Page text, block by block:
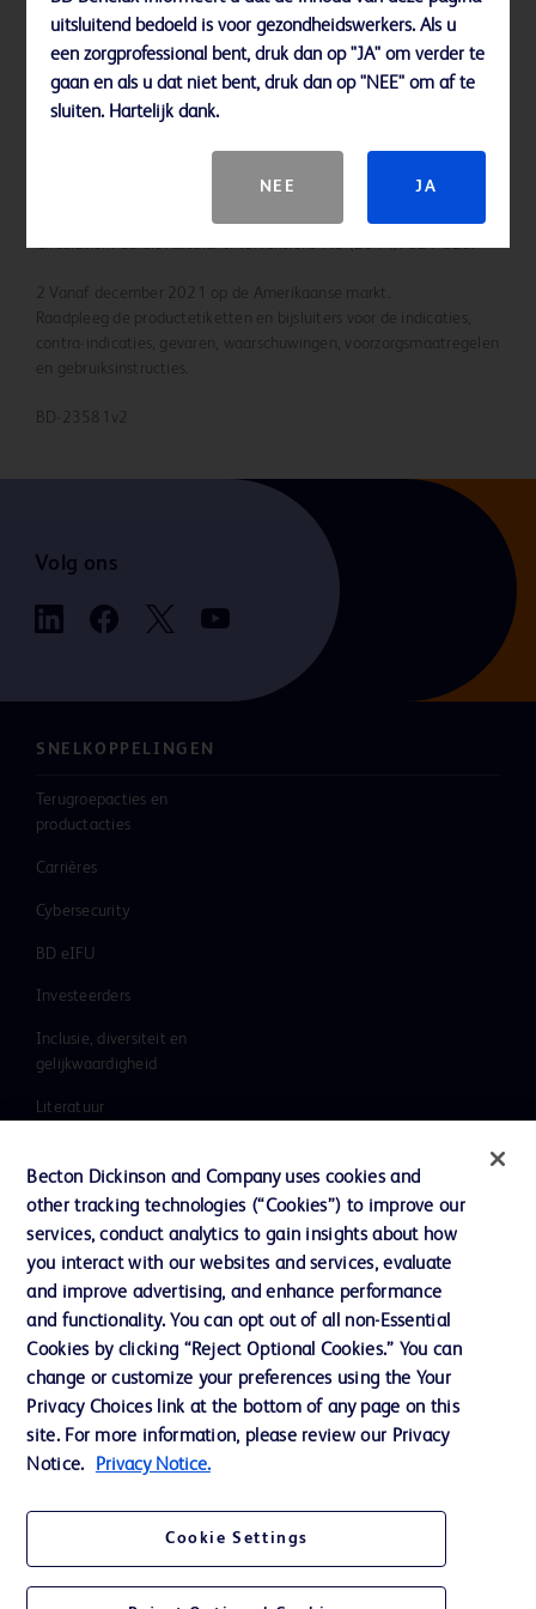
1 Ortiz, Daniel, e.a. “Access site complications after peripheral
vascular interventions: incidence, predictors, and outcomes.”
Circulation: Cardiovascular Interventions 7.6 (2014): 821-828.
2 Vanaf december 2021 op de Amerikaanse markt.
Raadpleeg de productetiketten en bijsluiters voor de indicaties,
contra-indicaties, gevaren, waarschuwingen, voorzorgsmaatregelen
en gebruiksinstructies.
BD-23581v2
Volg ons
SNELKOPPELINGEN
Terugroepacties en
productacties
Carrières
Cybersecurity
BD eIFU
Investeerders
Inclusie, diversiteit en
gelijkwaardigheid
Literatuur
Ons bedrijf
Ethics & Compliance
Contact met ons opnemen
Cookievoorkeuren
Privacybeleid
Toegankelijkheid website
uitsluitend bedoeld is voor gezondheidswerkers. Als u
een zorgprofessional bent, druk dan op "JA" om verder te
gaan en als u dat niet bent, druk dan op "NEE" om af te
sluiten. Hartelijk dank.
NEE JA
Becton Dickinson and Company uses cookies and
other tracking technologies (“Cookies”) to improve our
services, conduct analytics to gain insights about how
you interact with our websites and services, evaluate
and improve advertising, and enhance performance
and functionality. You can opt out of all non-Essential
Cookies by clicking “Reject Optional Cookies.” You can
change or customize your preferences using the Your
Privacy Choices link at the bottom of any page on this
site. For more information, please review our Privacy
Notice.
Privacy Notice.
Cookie Settings